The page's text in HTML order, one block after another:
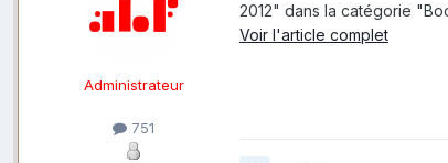
Administrateur
751
2012" dans la catégorie
Voir l'article complet